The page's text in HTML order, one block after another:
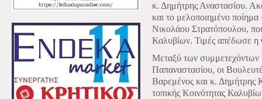
κ. Δημήτρης Αναστασίου.
και το μελοποιημένο
Νικολάου Στρατόπουλου,
Καλυβίων. Τιμές απέδωσε η
Μεταξύ των συμμετεχόντων
Παπαναστασίου, οι
Βαρεμένος και κ. Δημήτρης
τοπικής Κοινότητας